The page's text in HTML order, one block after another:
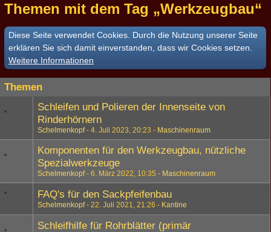
Themen mit dem Tag „Werkzeugbau“
Diese Seite verwendet Cookies. Durch die Nutzung unserer Seite
erklären Sie sich damit einverstanden, dass wir Cookies setzen.
Weitere Informationen
Themen
Schleifen und Polieren der Innenseite von
Rinderhörnern
Schelmenkopf 4. Juli 2023, 20:23 Maschinenraum
Komponenten für den Werkzeugbau, nützliche
Spezialwerkzeuge
Schelmenkopf 6. März 2022, 10:35 Maschinenraum
FAQ's für den Sackpfeifenbau
Schelmenkopf 22. Juli 2021, 21:26 Kantine
Schleifhilfe für Rohrblätter (primär